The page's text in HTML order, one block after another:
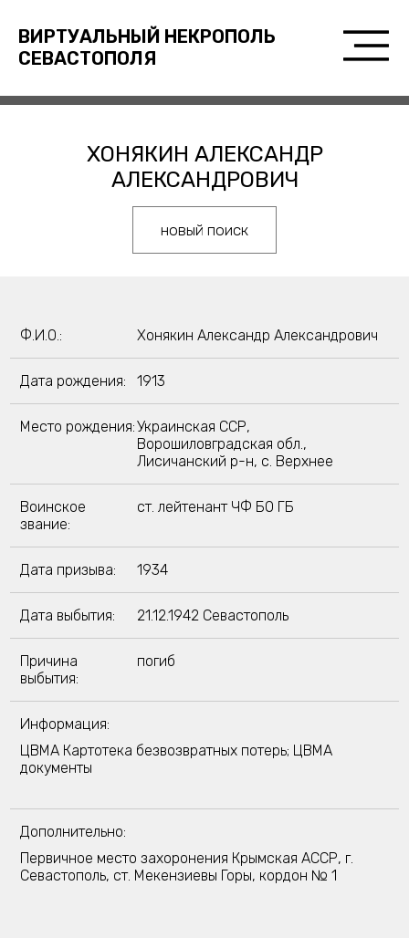
ВИРТУАЛЬНЫЙ НЕКРОПОЛЬ
СЕВАСТОПОЛЯ
ХОНЯКИН АЛЕКСАНДР
АЛЕКСАНДРОВИЧ
новый поиск
Ф.И.О.: Хонякин Александр Александрович
Дата рождения: 1913
Место рождения:Украинская ССР,
Ворошиловградская обл.,
Лисичанский р-н, с. Верхнее
Воинское
звание:
ст. лейтенант ЧФ БО ГБ
Дата призыва: 1934
Дата выбытия: 21.12.1942 Севастополь
Причина
выбытия:
погиб
Информация:
ЦВМА Картотека безвозвратных потерь; ЦВМА
документы
Дополнительно:
Первичное место захоронения Крымская АССР, г.
Севастополь, ст. Мекензиевы Горы, кордон № 1